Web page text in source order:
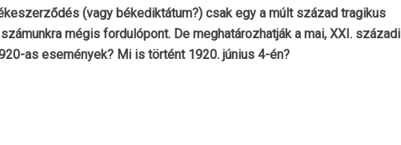
(vagy békediktátum?) csak egy a múlt század tragikus
mégis fordulópont. De meghatározhatják a mai, XXI. századi
as események? Mi is történt 1920. június 4-én?